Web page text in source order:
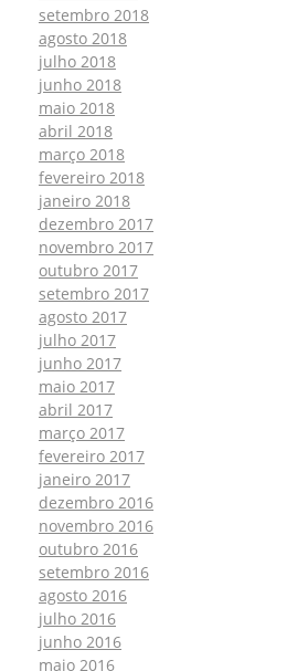
setembro 2018
agosto 2018
julho 2018
junho 2018
maio 2018
abril 2018
março 2018
fevereiro 2018
janeiro 2018
dezembro 2017
novembro 2017
outubro 2017
setembro 2017
agosto 2017
julho 2017
junho 2017
maio 2017
abril 2017
março 2017
fevereiro 2017
janeiro 2017
dezembro 2016
novembro 2016
outubro 2016
setembro 2016
agosto 2016
julho 2016
junho 2016
maio 2016